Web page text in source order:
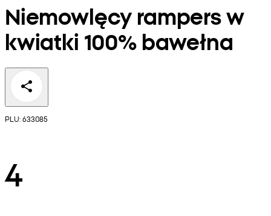
Niemowlęcy rampers w
kwiatki 100% bawełna
PLU: 633085
4